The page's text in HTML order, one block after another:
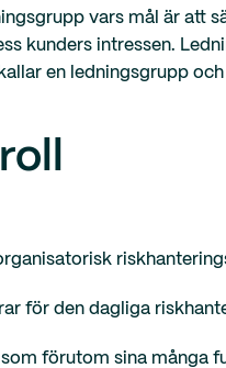
vars mål är att
kunders intressen.
en ledningsgrupp
för den dagliga
förutom sina många